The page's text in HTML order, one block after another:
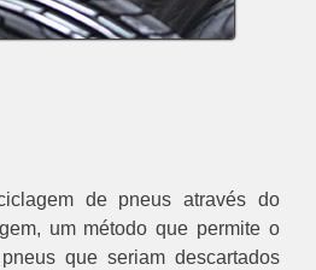
de pneus através do
um método que permite o
que seriam descartados